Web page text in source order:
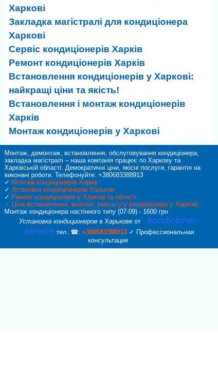
Харкові
Закладка магістралі для кондиціонера
Харкові
Сервіс кондиціонерів Харків
Ремонт кондиціонерів Харків
Встановлення кондиціонерів у Харкові:
найкращі ціни та якість!
Встановлення і монтаж кондиціонерів
Харків
Монтаж кондиціонерів у Харкові
Монтаж, демонтаж, встановлення, обслуговування кондиціонера,
закладка магістралі – наша компанія працює по Харкову та
Харківській області. Демократичні ціни, якісні послуги, гарантія на
виконані роботи. Телефонуйте: +380683388913
✓ Монтаж кондиціонерів Харків
✓ Установка кондиционеров Харьков
✓ Ремонт кондиціонерів у Харкові та області
✓ Ціна встановлення, монтаж, ремонту у кондиціонера у Харкові
Монтаж кондиціонера настінного типу (07-09) - 1600 грн
Установка кондиционеров в Харькове от
kondicioner-
service тел. ☎: +380683388913✓ Профессиональная
консультация